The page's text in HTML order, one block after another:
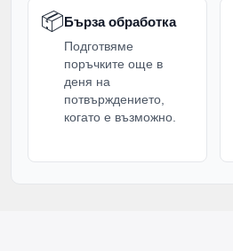
📦Бърза обработка
Подготвяме
поръчките още в
деня на
потвърждението,
когато е възможно.